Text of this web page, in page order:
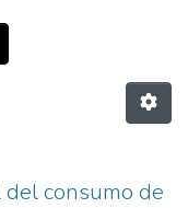
Title
consumo de